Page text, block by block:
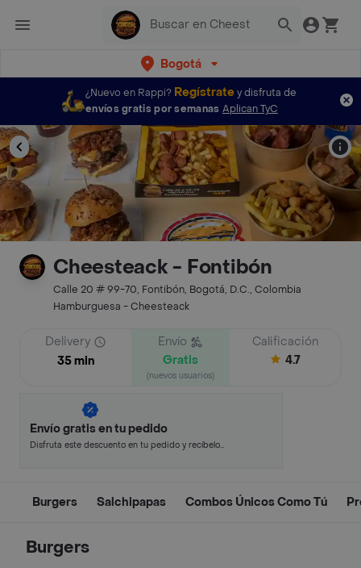
Bogotá
¿Nuevo en Rappi? Regístratey disfruta de
envíos gratis por semanas Aplican TyC
Cheesteack - Fontibón
Calle 20 # 99-70, Fontibón, Bogotá, D.C., Colombia
Hamburguesa - Cheesteack
Delivery
35 min
Envío
Gratis
(nuevos usuarios)
Calificación
4.7
Envío gratis en tu pedido
Disfruta este descuento en tu pedido y recíbelo
Burgers Salchipapas Combos Únicos Como Tú
Burgers